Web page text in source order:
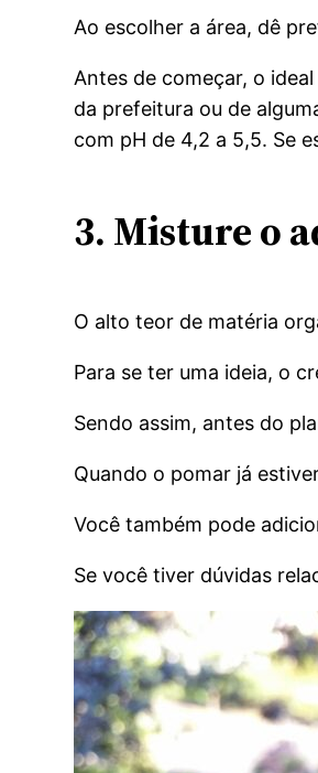
Ao escolher a área, dê
Antes de começar, o
da prefeitura ou de
com pH de 4,2 a 5,5. Se
3. Misture o
O alto teor de matéria
Para se ter uma ideia, o
Sendo assim, antes do
Quando o pomar já
Você também pode
Se você tiver dúvidas